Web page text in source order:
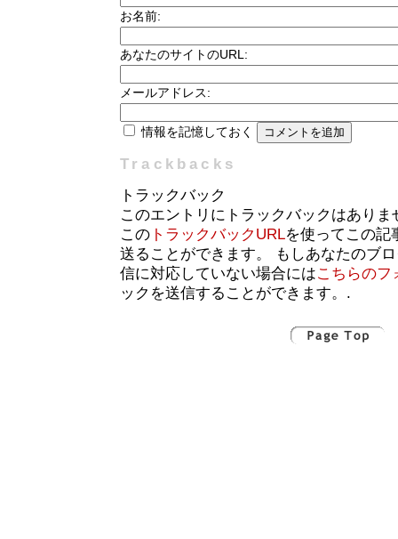
お名前:
あなたのサイトのURL:
メールアドレス:
情報を記憶しておく
Trackbacks
トラックバック
このエントリにトラックバックはありま
この トラックバックURLを使ってこの記
送ることができます。 もしあなたのブ
信に対応していない場合にはこちらのフ
ックを送信することができます。.